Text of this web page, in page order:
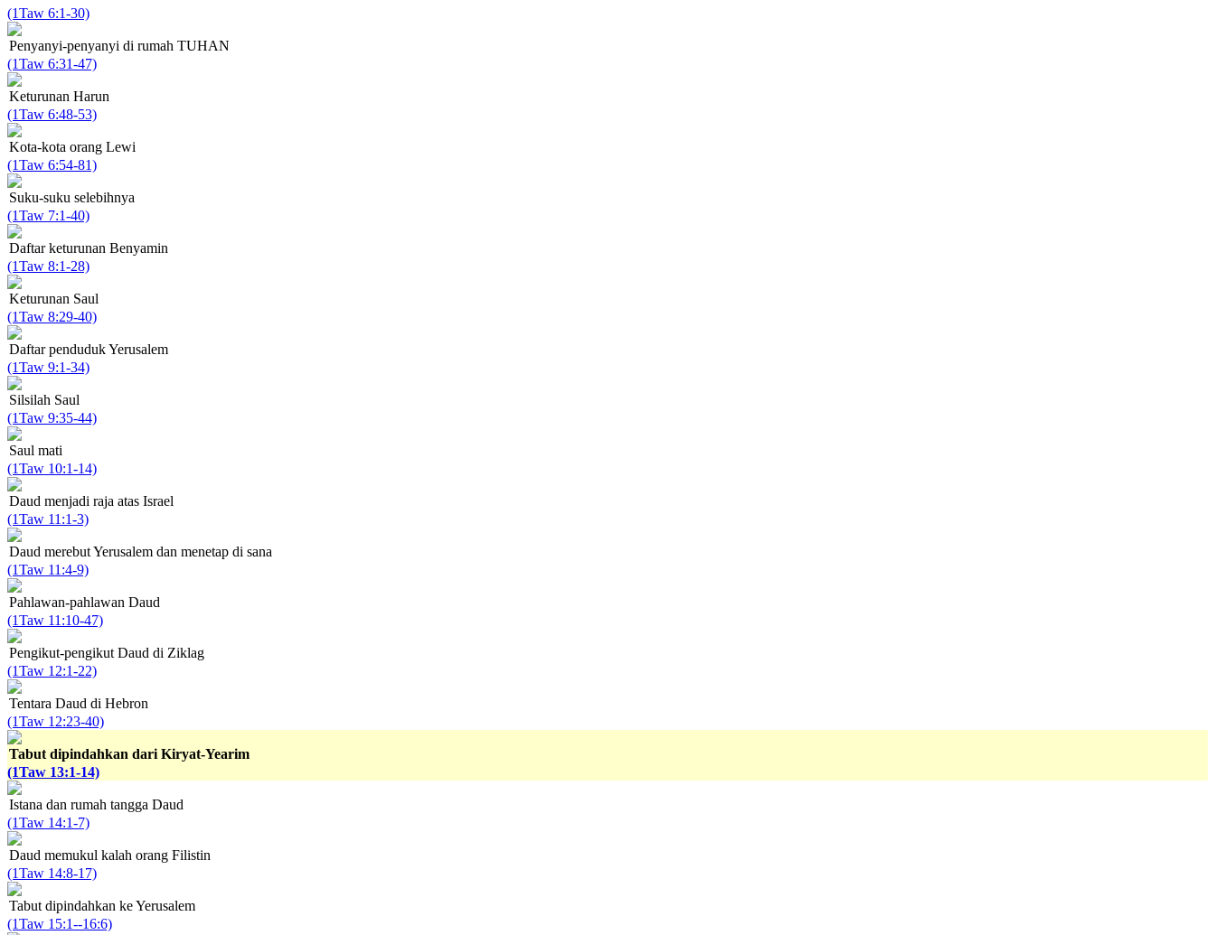
(1Taw 6:1-30)
Penyanyi-penyanyi di rumah TUHAN
(1Taw 6:31-47)
Keturunan Harun
(1Taw 6:48-53)
Kota-kota orang Lewi
(1Taw 6:54-81)
Suku-suku selebihnya
(1Taw 7:1-40)
Daftar keturunan Benyamin
(1Taw 8:1-28)
Keturunan Saul
(1Taw 8:29-40)
Daftar penduduk Yerusalem
(1Taw 9:1-34)
Silsilah Saul
(1Taw 9:35-44)
Saul mati
(1Taw 10:1-14)
Daud menjadi raja atas Israel
(1Taw 11:1-3)
Daud merebut Yerusalem dan menetap di sana
(1Taw 11:4-9)
Pahlawan-pahlawan Daud
(1Taw 11:10-47)
Pengikut-pengikut Daud di Ziklag
(1Taw 12:1-22)
Tentara Daud di Hebron
(1Taw 12:23-40)
Tabut dipindahkan dari Kiryat-Yearim
(1Taw 13:1-14)
Istana dan rumah tangga Daud
(1Taw 14:1-7)
Daud memukul kalah orang Filistin
(1Taw 14:8-17)
Tabut dipindahkan ke Yerusalem
(1Taw 15:1--16:6)